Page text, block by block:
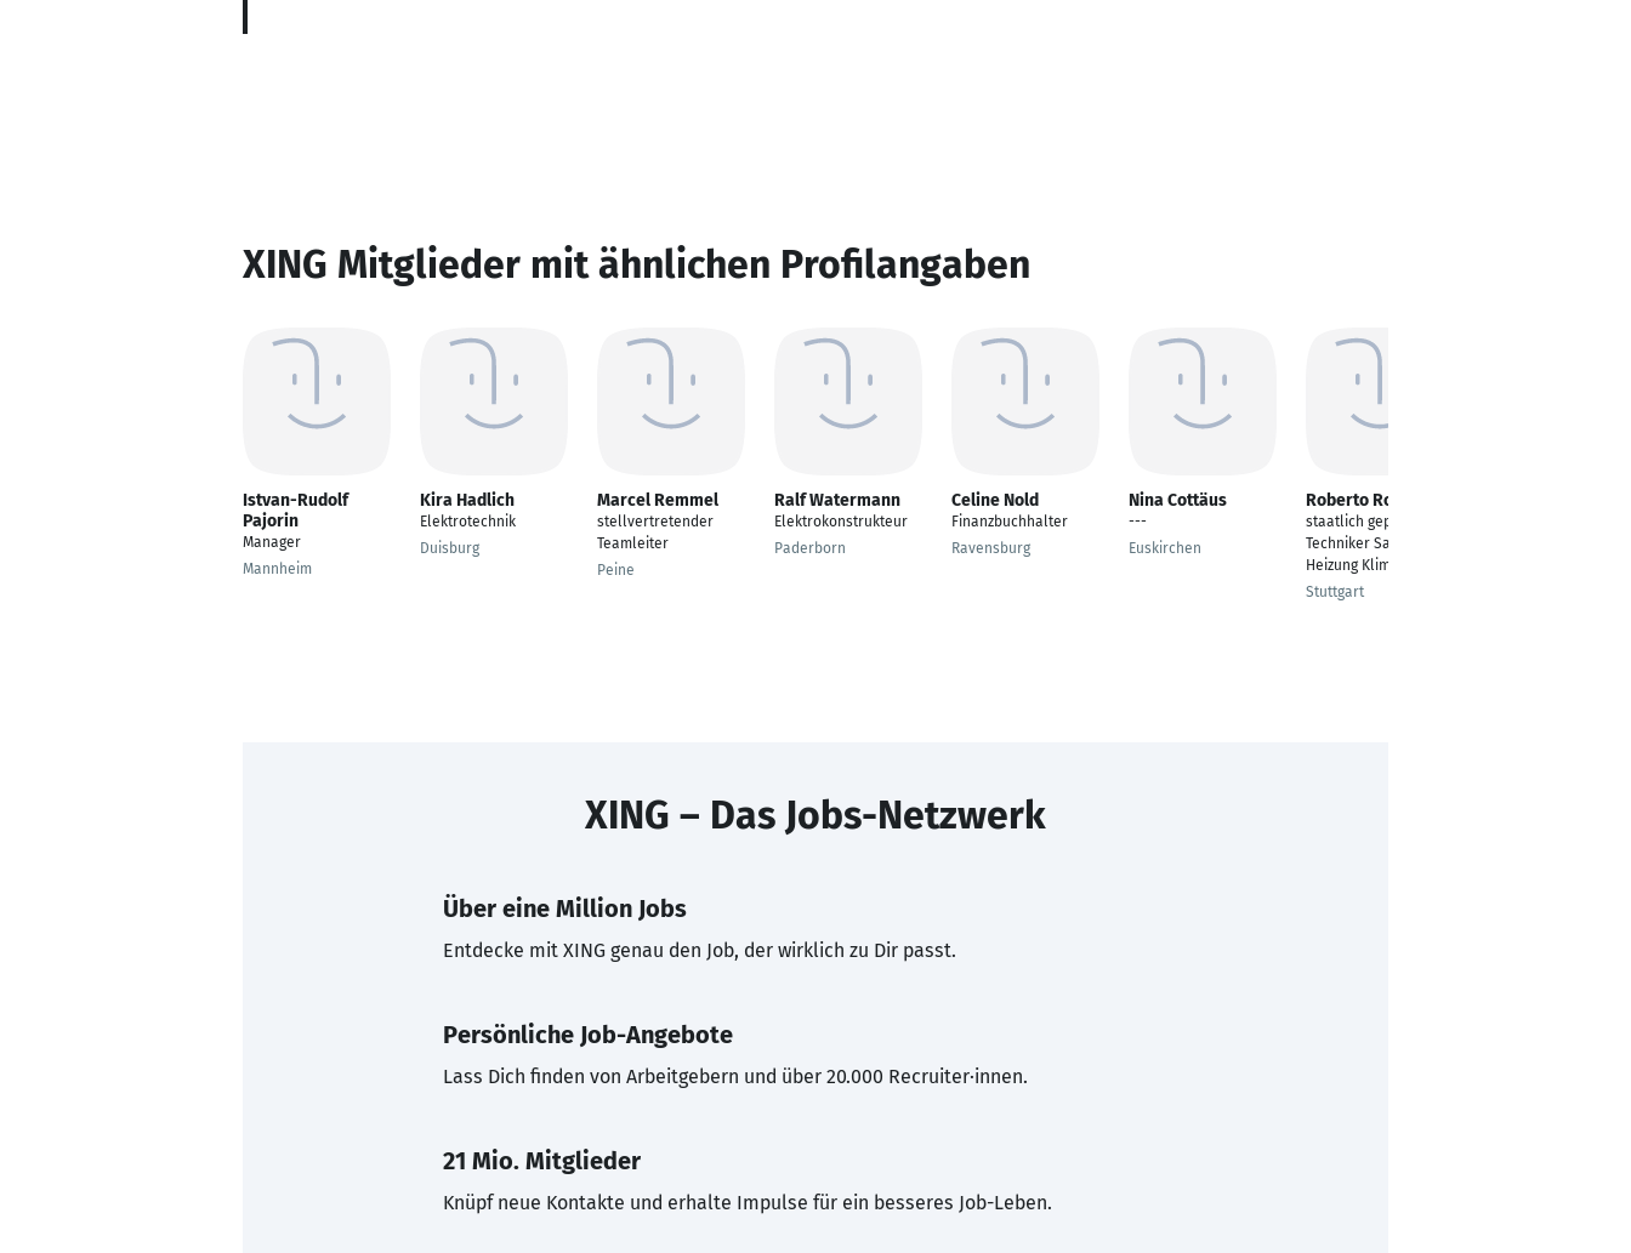
XING Mitglieder mit ähnlichen Profilangaben
Istvan-Rudolf
Pajorin
Manager
Mannheim
Kira Hadlich
Elektrotechnik
Duisburg
Marcel Remmel
stellvertretender
Teamleiter
Peine
Ralf Watermann
Elektrokonstrukteur
Paderborn
Celine Nold
Finanzbuchhalter
Ravensburg
Nina Cottäus
---
Euskirchen
Roberto Rodrigues
staatlich geprüfter
Techniker Sanitär
Heizung Klimatechnik
Stuttgart
XING – Das Jobs-Netzwerk
Über eine Million Jobs
Entdecke mit XING genau den Job, der wirklich zu Dir passt.
Persönliche Job-Angebote
Lass Dich finden von Arbeitgebern und über 20.000 Recruiter·innen.
21 Mio. Mitglieder
Knüpf neue Kontakte und erhalte Impulse für ein besseres Job-Leben.